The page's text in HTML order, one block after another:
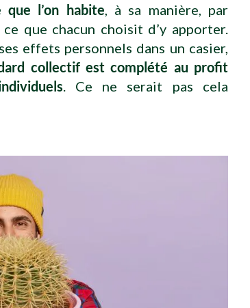
que l’on habite , à sa manière, par
que chacun choisit d’y apporter.
effets personnels dans un casier,
collectif est complété au profit
. Ce ne serait pas cela